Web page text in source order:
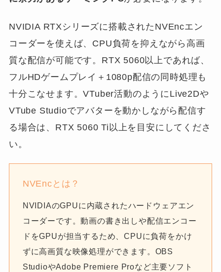
NVIDIA RTXシリーズに搭載されたNVEncエン
コーダーを使えば、CPU負荷を抑えながら高画
質な配信が可能です。RTX 5060以上であれば、
フルHDゲームプレイ＋1080p配信の同時処理も
十分こなせます。VTuber活動のようにLive2Dや
VTube Studioでアバターを動かしながら配信す
る場合は、RTX 5060 Ti以上を目安にしてくださ
い。
NVEncとは？
NVIDIAのGPUに内蔵されたハードウェアエン
コーダーです。動画の書き出しや配信エンコー
ドをGPUが担当するため、CPUに負荷をかけ
ずに高画質な映像処理ができます。OBS
StudioやAdobe Premiere Proなど主要ソフト